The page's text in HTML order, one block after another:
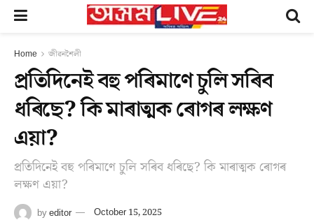
Home জীৱনশৈলী
প্ৰতিদিনেই বহু পৰিমাণে চুলি সৰিব
ধৰিছে? কি মাৰাত্মক ৰোগৰ লক্ষণ
এয়া?
প্ৰতিদিনেই বহু পৰিমাণে চুলি সৰিব ধৰিছে? কি মাৰাত্মক ৰোগৰ
লক্ষণ এয়া?
byeditor October 15, 2025